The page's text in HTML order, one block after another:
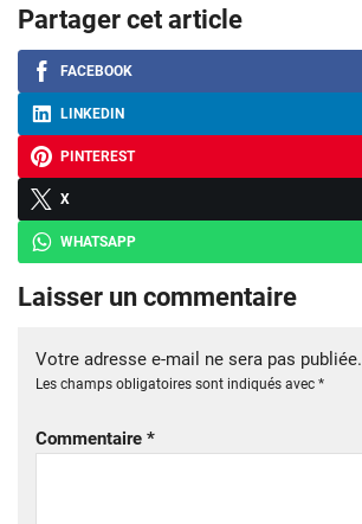
Partager cet article
FACEBOOK
LINKEDIN
PINTEREST
X
WHATSAPP
Laisser un commentaire
Votre adresse e-mail ne sera pas publiée.
Les champs obligatoires sont indiqués avec *
Commentaire *